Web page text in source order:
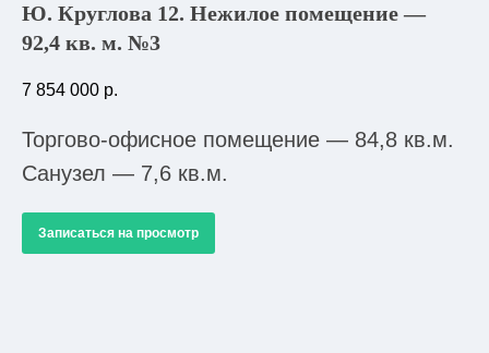
Ю. Круглова 12. Нежилое помещение —
92,4 кв. м. №3
7 854 000 р.
Торгово-офисное помещение — 84,8 кв.м.
Санузел — 7,6 кв.м.
Записаться на просмотр